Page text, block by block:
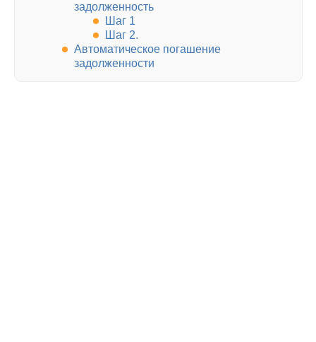
задолженность
Шаг 1
Шаг 2.
Автоматическое погашение
задолженности